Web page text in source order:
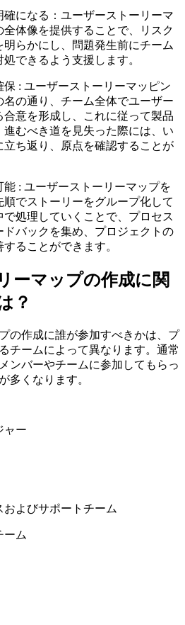
確になる：ユーザーストーリーマ
全体像を提供することで、リスク
らかにし、問題発生前にチーム
できるよう支援します。
: ユーザーストーリーマッピン
名の通り、チーム全体でユーザー
合意を形成し、これに従って製品
むべき道を見失った際には、い
立ち返り、原点を確認することが
: ユーザーストーリーマップを
順でストーリーをグループ化して
処理していくことで、プロセス
ドバックを集め、プロジェクトの
ることができます。
ーマップの作成に関
？
の作成に誰が参加すべきかは、プ
チームによって異なります。通常
ンバーやチームに参加してもらっ
多くなります。
ャー
およびサポートチーム
ーム